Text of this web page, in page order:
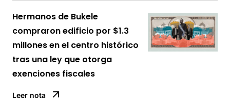
Hermanos de Bukele
compraron edificio por $1.3
millones en el centro histórico
tras una ley que otorga
exenciones fiscales
Leer nota